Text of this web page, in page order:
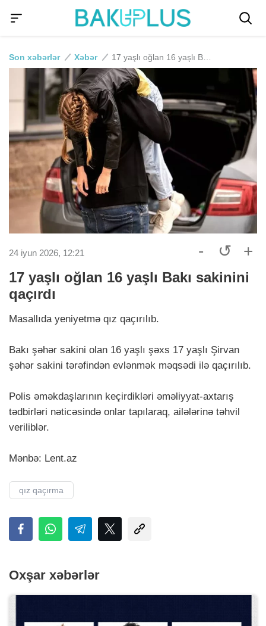
Son xəbərlər Xəbər
24 iyun 2026, 12:21 - ↺ +
17 yaşlı oğlan 16 yaşlı Bakı sakinini
qaçırdı
Masallıda yeniyetmə qız qaçırılıb.
Bakı şəhər sakini olan 16 yaşlı şəxs 17 yaşlı Şirvan
şəhər sakini tərəfindən evlənmək məqsədi ilə qaçırılıb.
Polis əməkdaşlarının keçirdikləri əməliyyat-axtarış
tədbirləri nəticəsində onlar tapılaraq, ailələrinə təhvil
veriliblər.
Mənbə: Lent.аz
qız qaçırma
Oxşar xəbərlər